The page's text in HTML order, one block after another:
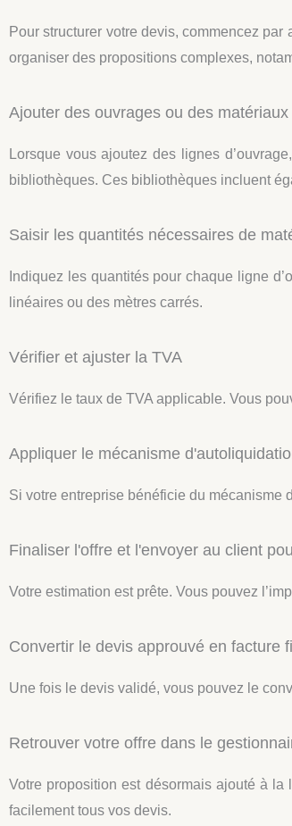
Pour structurer votre devis, commencez
organiser des propositions complexes,
Ajouter des ouvrages ou des
Lorsque vous ajoutez des lignes
bibliothèques. Ces bibliothèques incluent
Saisir les quantités nécessaires de
Indiquez les quantités pour chaque ligne
linéaires ou des mètres carrés.
Vérifier et ajuster la TVA
Vérifiez le taux de TVA applicable. Vous
Appliquer le mécanisme
Si votre entreprise bénéficie du mécanisme
Finaliser l'offre et l'envoyer au client
Votre estimation est prête. Vous pouvez
Convertir le devis approuvé en facture
Une fois le devis validé, vous pouvez le
Retrouver votre offre dans le
Votre proposition est désormais ajouté à
facilement tous vos devis.